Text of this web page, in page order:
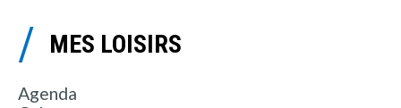
MES LOISIRS
Agenda